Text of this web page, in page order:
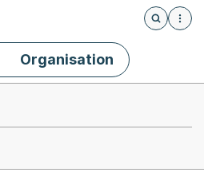
Öffnet
Organisation